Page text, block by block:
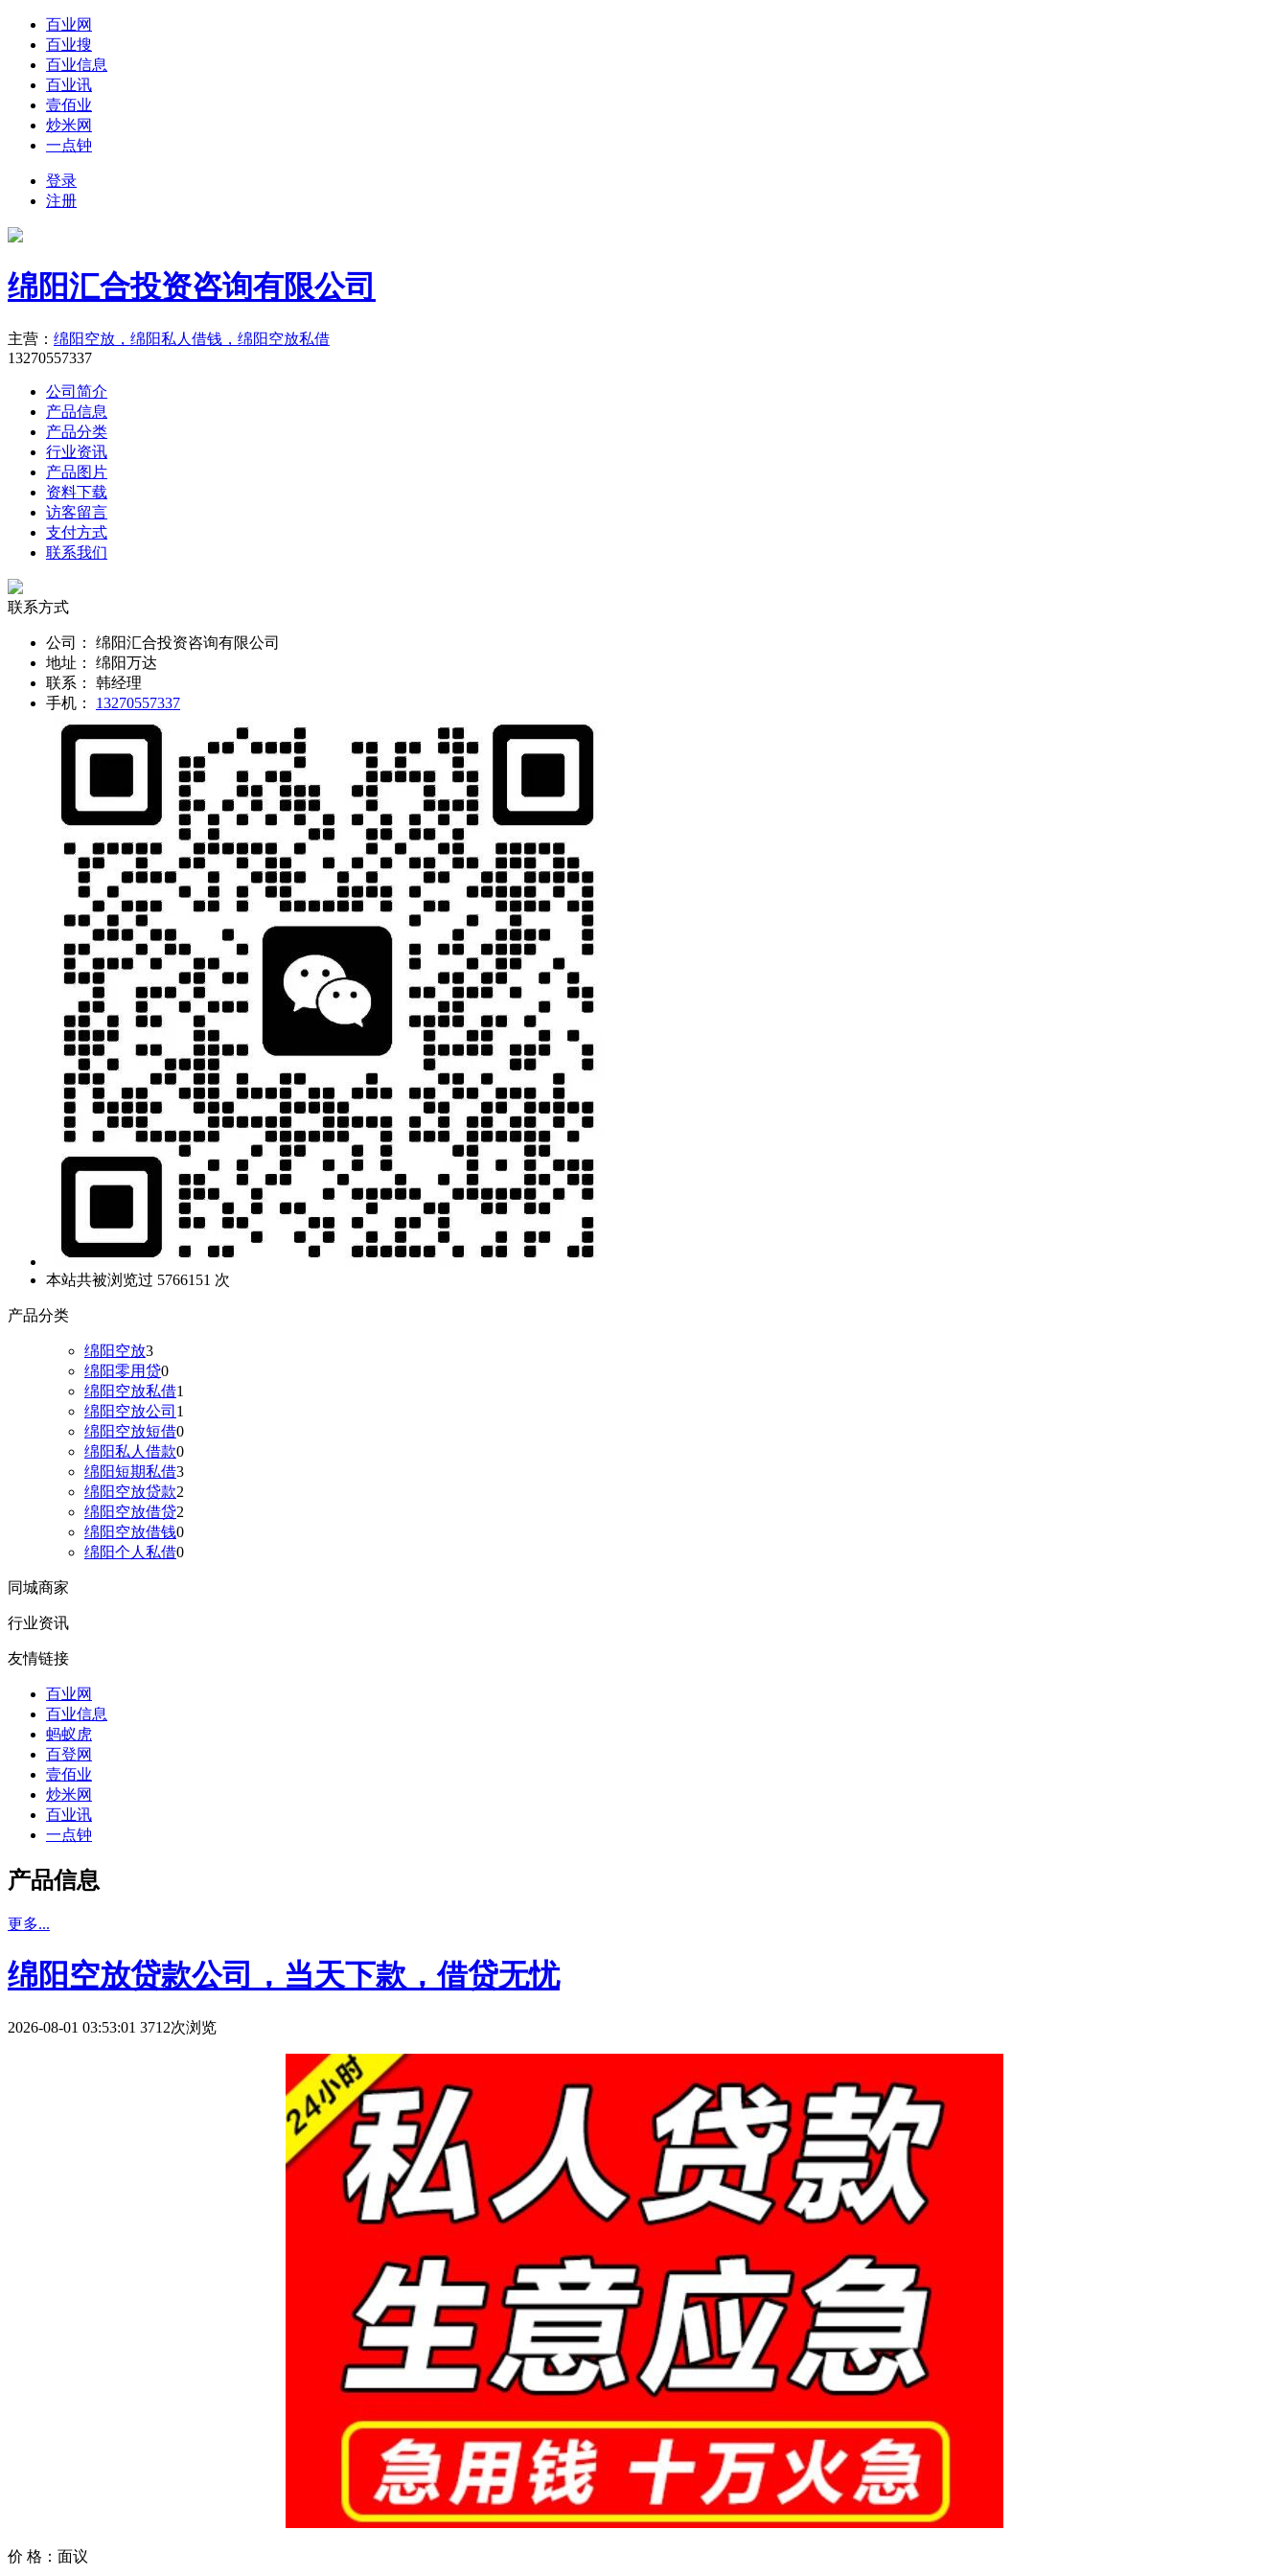
百业网
百业搜
百业信息
百业讯
壹佰业
炒米网
一点钟
登录
注册
绵阳汇合投资咨询有限公司
主营： 绵阳空放，绵阳私人借钱，绵阳空放私借
13270557337
公司简介
产品信息
产品分类
行业资讯
产品图片
资料下载
访客留言
支付方式
联系我们
联系方式
公司：
绵阳汇合投资咨询有限公司
地址：
绵阳万达
联系：
韩经理
手机：
13270557337
本站共被浏览过 5766151 次
产品分类
绵阳空放3
绵阳零用贷0
绵阳空放私借1
绵阳空放公司 1
绵阳空放短借0
绵阳私人借款0
绵阳短期私借3
绵阳空放贷款2
绵阳空放借贷2
绵阳空放借钱0
绵阳个人私借0
同城商家
行业资讯
友情链接
百业网
百业信息
蚂蚁虎
百登网
壹佰业
炒米网
百业讯
一点钟
产品信息
更多...
绵阳空放贷款公司，当天下款，借贷无忧
2026-08-01 03:53:01 3712次浏览
价 格： 面议